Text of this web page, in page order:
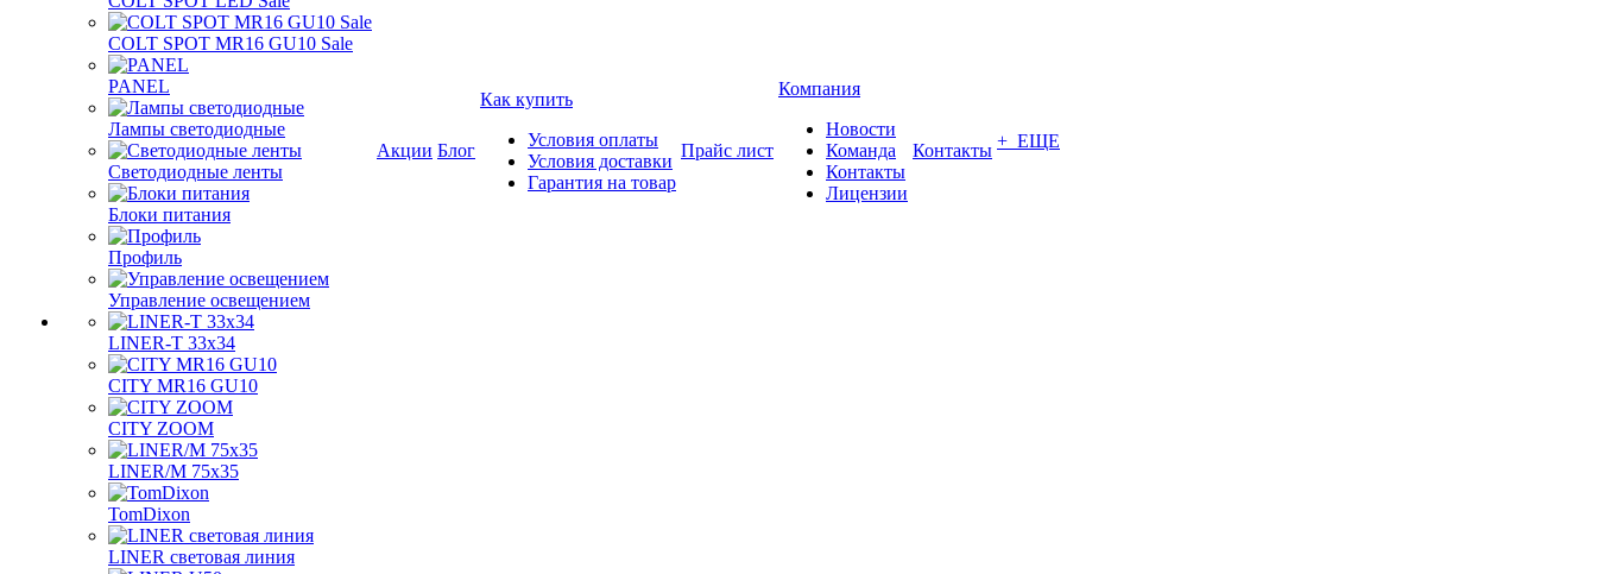
COLT SPOT MR16 GU10 Sale
PANEL
Лампы светодиодные
Светодиодные ленты
Блоки питания
Профиль
Управление освещением
LINER-T 33x34
CITY MR16 GU10
CITY ZOOM
LINER/M 75х35
TomDixon
LINER световая линия
Акции Блог
Как купить
Условия оплаты
Условия доставки
Гарантия на товар
Прайс лист
Компания
Новости
Команда
Контакты
Лицензии
Контакты + ЕЩЕ